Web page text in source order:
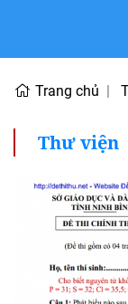
Trang chủ
Thư viện